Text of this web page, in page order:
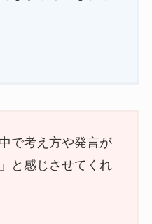
で考え方や発言が
と感じさせてくれ